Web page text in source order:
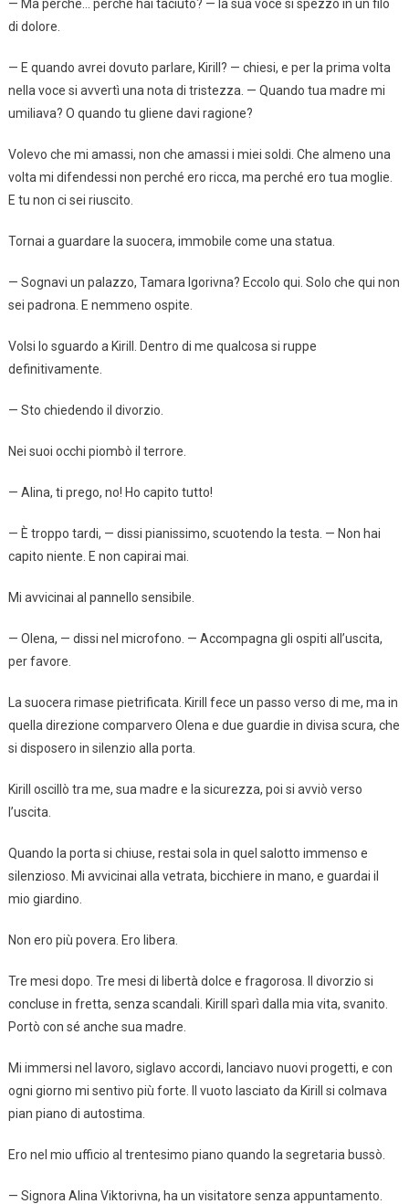
— Ma perché… perché hai taciuto? — la sua voce si spezzò in un filo
di dolore.
— E quando avrei dovuto parlare, Kirill? — chiesi, e per la prima volta
nella voce si avvertì una nota di tristezza. — Quando tua madre mi
umiliava? O quando tu gliene davi ragione?
Volevo che mi amassi, non che amassi i miei soldi. Che almeno una
volta mi difendessi non perché ero ricca, ma perché ero tua moglie.
E tu non ci sei riuscito.
Tornai a guardare la suocera, immobile come una statua.
— Sognavi un palazzo, Tamara Igorivna? Eccolo qui. Solo che qui non
sei padrona. E nemmeno ospite.
Volsi lo sguardo a Kirill. Dentro di me qualcosa si ruppe
definitivamente.
— Sto chiedendo il divorzio.
Nei suoi occhi piombò il terrore.
— Alina, ti prego, no! Ho capito tutto!
— È troppo tardi, — dissi pianissimo, scuotendo la testa. — Non hai
capito niente. E non capirai mai.
Mi avvicinai al pannello sensibile.
— Olena, — dissi nel microfono. — Accompagna gli ospiti all’uscita,
per favore.
La suocera rimase pietrificata. Kirill fece un passo verso di me, ma in
quella direzione comparvero Olena e due guardie in divisa scura, che
si disposero in silenzio alla porta.
Kirill oscillò tra me, sua madre e la sicurezza, poi si avviò verso
l’uscita.
Quando la porta si chiuse, restai sola in quel salotto immenso e
silenzioso. Mi avvicinai alla vetrata, bicchiere in mano, e guardai il
mio giardino.
Non ero più povera. Ero libera.
Tre mesi dopo. Tre mesi di libertà dolce e fragorosa. Il divorzio si
concluse in fretta, senza scandali. Kirill sparì dalla mia vita, svanito.
Portò con sé anche sua madre.
Mi immersi nel lavoro, siglavo accordi, lanciavo nuovi progetti, e con
ogni giorno mi sentivo più forte. Il vuoto lasciato da Kirill si colmava
pian piano di autostima.
Ero nel mio ufficio al trentesimo piano quando la segretaria bussò.
— Signora Alina Viktorivna, ha un visitatore senza appuntamento.